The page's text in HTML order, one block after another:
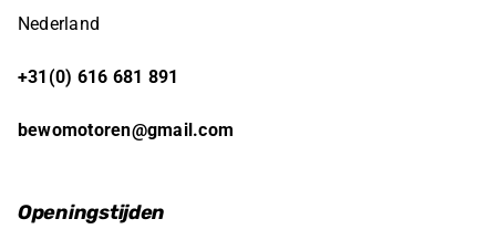
Nederland
+31(0) 616 681 891
bewomotoren@gmail.com
Openingstijden